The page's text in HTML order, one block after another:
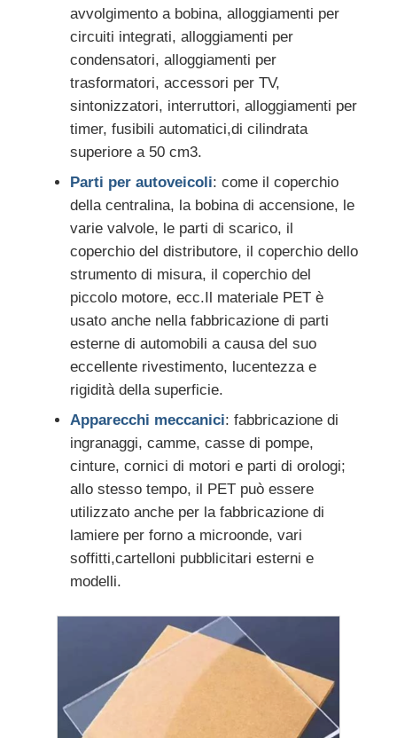
avvolgimento a bobina, alloggiamenti per
circuiti integrati, alloggiamenti per
condensatori, alloggiamenti per
trasformatori, accessori per TV,
sintonizzatori, interruttori, alloggiamenti per
timer, fusibili automatici,di cilindrata
superiore a 50 cm3.
Parti per autoveicoli: come il coperchio
della centralina, la bobina di accensione, le
varie valvole, le parti di scarico, il
coperchio del distributore, il coperchio dello
strumento di misura, il coperchio del
piccolo motore, ecc.Il materiale PET è
usato anche nella fabbricazione di parti
esterne di automobili a causa del suo
eccellente rivestimento, lucentezza e
rigidità della superficie.
Apparecchi meccanici: fabbricazione di
ingranaggi, camme, casse di pompe,
cinture, cornici di motori e parti di orologi;
allo stesso tempo, il PET può essere
utilizzato anche per la fabbricazione di
lamiere per forno a microonde, vari
soffitti,cartelloni pubblicitari esterni e
modelli.